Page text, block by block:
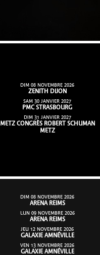
DIM 08 NOVEMBRE 2026
ZENITH DIJON
SAM 30 JANVIER 2027
PMC STRASBOURG
DIM 31 JANVIER 2027
METZ CONGRÈS ROBERT SCHUMAN
METZ
DIM 08 NOVEMBRE 2026
ARENA REIMS
LUN 09 NOVEMBRE 2026
ARENA REIMS
JEU 12 NOVEMBRE 2026
GALAXIE AMNÉVILLE
VEN 13 NOVEMBRE 2026
GALAXIE AMNÉVILLE